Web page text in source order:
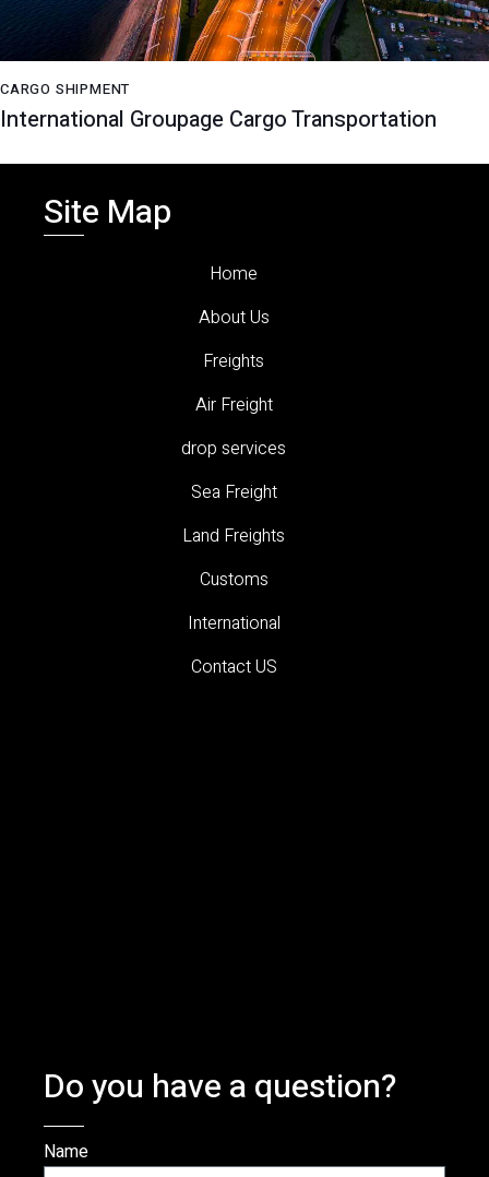
CARGO SHIPMENT
International Groupage Cargo Transportation
Site Map
Home
About Us
Freights
Air Freight
drop services
Sea Freight
Land Freights
Customs
International
Contact US
Do you have a question?
Name